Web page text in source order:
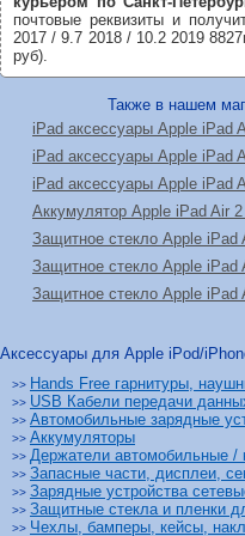
почтовые реквизиты и
2017 / 9.7 2018 / 10.2 2019
руб).
Также в нашем
iPad аксессуары Apple iPad
iPad аксессуары Apple iPad
iPad аксессуары Apple iPad
Аккумулятор Apple iPad Air
Защитное стекло Apple iPad
Защитное стекло Apple iPad
Защитное стекло Apple iPad
Аксессуары для Apple iPod/
>> Hands Free гарнитуры,
>> USB Кабели передачи
>> Автомобильные зарядные
>> Аккумуляторы
>> Держатели автомобильные /
>> Запасные части, дисплеи,
>> Зарядные устройства
>> Защитные стекла и пленки
>> Чехлы, бамперы, кейсы,